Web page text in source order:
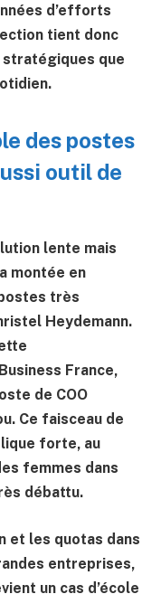
d’efforts
tient donc
stratégiques que
des postes
outil de
lente mais
montée en
très
Heydemann.
France,
de COO
. Ce faisceau de
forte, au
femmes dans
débattu.
et les quotas dans
entreprises,
un cas d’école